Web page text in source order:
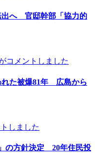
出へ 官邸幹部「協力的
コメントしました
れた被爆81年 広島から
しました
の方針決定 20年住民投